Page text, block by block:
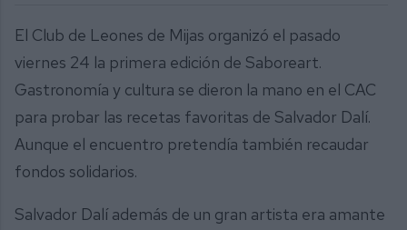
El Club de Leones de Mijas organizó el pasado
viernes 24 la primera edición de Saboreart.
Gastronomía y cultura se dieron la mano en el CAC
para probar las recetas favoritas de Salvador Dalí.
Aunque el encuentro pretendía también recaudar
fondos solidarios.
Salvador Dalí además de un gran artista era amante